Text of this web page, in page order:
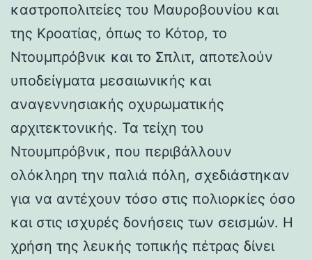
καστροπολιτείες του Μαυροβουνίου και
της Κροατίας, όπως το Κότορ, το
Ντουμπρόβνικ και το Σπλιτ, αποτελούν
υποδείγματα μεσαιωνικής και
αναγεννησιακής οχυρωματικής
αρχιτεκτονικής. Τα τείχη του
Ντουμπρόβνικ, που περιβάλλουν
ολόκληρη την παλιά πόλη, σχεδιάστηκαν
για να αντέχουν τόσο στις πολιορκίες όσο
και στις ισχυρές δονήσεις των σεισμών. Η
χρήση της λευκής τοπικής πέτρας δίνει